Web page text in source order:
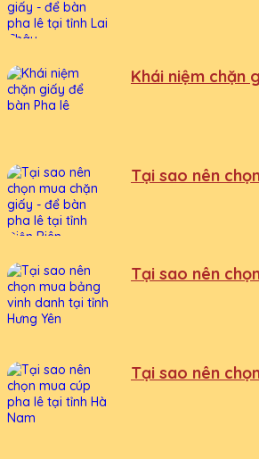
Khái niệm chặn
Tại sao nên
Tại sao nên
Tại sao nên